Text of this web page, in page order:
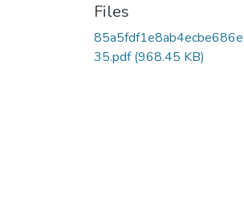
Files
35.pdf(968.45 KB)